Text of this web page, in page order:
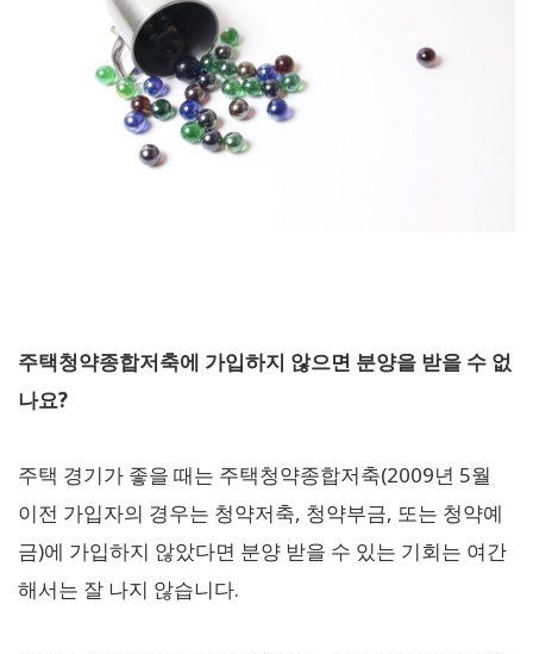
주택청약종합저축에 가입하지 않으면 분양을 받을 수 없
나요?
주택 경기가 좋을 때는 주택청약종합저축(2009년 5월
이전 가입자의 경우는 청약저축, 청약부금, 또는 청약예
금)에 가입하지 않았다면 분양 받을 수 있는 기회는 여간
해서는 잘 나지 않습니다.